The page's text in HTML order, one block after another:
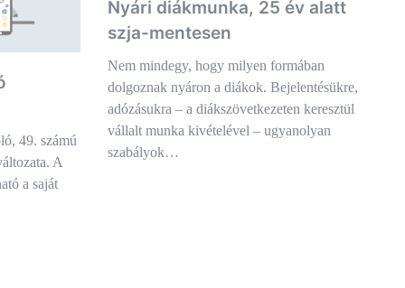
49. számú
A
a saját
Nyári diákmunka, 25 év alatt
szja-mentesen
Nem mindegy, hogy milyen formában
dolgoznak nyáron a diákok. Bejelentésükre,
adózásukra – a diákszövetkezeten keresztül
vállalt munka kivételével – ugyanolyan
szabályok…